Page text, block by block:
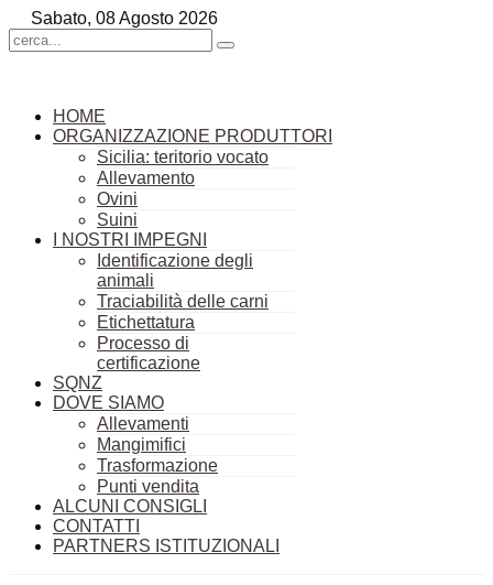
Sabato, 08 Agosto 2026
HOME
ORGANIZZAZIONE PRODUTTORI
Sicilia: teritorio vocato
Allevamento
Ovini
Suini
I NOSTRI IMPEGNI
Identificazione degli
animali
Traciabilità delle carni
Etichettatura
Processo di
certificazione
SQNZ
DOVE SIAMO
Allevamenti
Mangimifici
Trasformazione
Punti vendita
ALCUNI CONSIGLI
CONTATTI
PARTNERS ISTITUZIONALI